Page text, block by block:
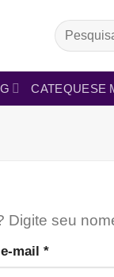
Pesquisar
por:
CATEQUESE
Digite seu
mail *Obrigatório